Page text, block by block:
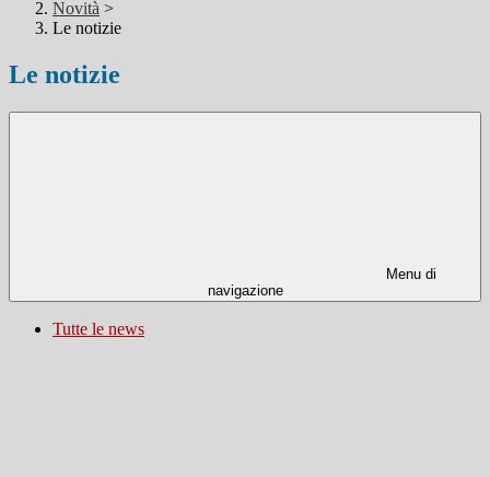
Novità >
Le notizie
Le notizie
Menu di
navigazione
Tutte le news